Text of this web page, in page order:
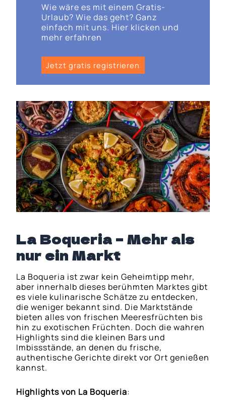
Wie wäre es mit einem Gratis-
Urlaub? Wie das geht? Ganz
einfach mit uns. Hier klicken und
mehr erfahren
Jetzt gratis registrieren
La Boqueria – Mehr als
nur ein Markt
La Boqueria ist zwar kein Geheimtipp mehr,
aber innerhalb dieses berühmten Marktes gibt
es viele kulinarische Schätze zu entdecken,
die weniger bekannt sind. Die Marktstände
bieten alles von frischen Meeresfrüchten bis
hin zu exotischen Früchten. Doch die wahren
Highlights sind die kleinen Bars und
Imbissstände, an denen du frische,
authentische Gerichte direkt vor Ort genießen
kannst.
Highlights von La Boqueria: